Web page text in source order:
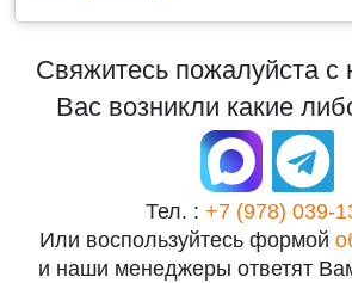
Свяжитесь пожалуйста с
Вас возникли какие
Тел. : +7 (978) 039-
Или воспользуйтесь формой
и наши менеджеры ответят